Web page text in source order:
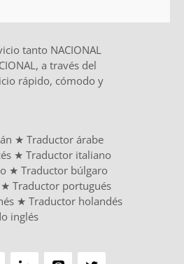
tanto NACIONAL
a través del
rápido, cómodo y
★ Traductor árabe
★ Traductor italiano
★ Traductor búlgaro
★ Traductor portugués
★ Traductor holandés
inglés